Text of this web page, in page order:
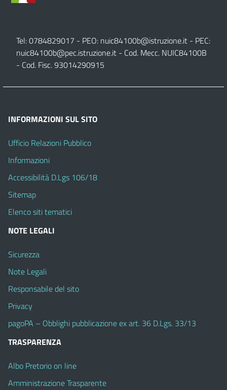
Tel: 0784829017 - PEO: nuic84100b@istruzione.it - PEC:
nuic84100b@pec.istruzione.it - Cod. Mecc. NUIC84100B
- Cod. Fisc. 93014290915
INFORMAZIONI SUL SITO
Ufficio Relazioni Pubblico
Informazioni
Accessibilità D.Lgs 106/18
Sitemap
Elenco siti tematici
NOTE LEGALI
Sicurezza
Note Legali
Responsabile del sito
Privacy
pagoPA – Obblighi pubblicazione ex art. 36 D.Lgs. 33/13
TRASPARENZA
Albo Pretorio on line
Amministrazione Trasparente